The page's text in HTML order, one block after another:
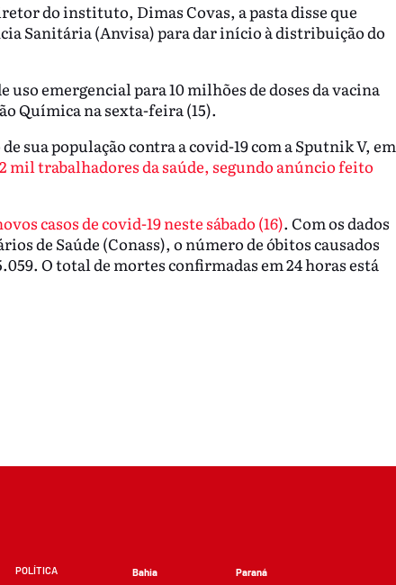
do instituto, Dimas Covas, a pasta disse que
Sanitária (Anvisa) para dar início à distribuição do
uso emergencial para 10 milhões de doses da vacina
Química na sexta-feira (15).
sua população contra a covid-19 com a Sputnik V, em
mil trabalhadores da saúde, segundo anúncio feito
casos de covid-19 neste sábado (16). Com os dados
de Saúde (Conass), o número de óbitos causados
O total de mortes confirmadas em 24 horas está
POLÍTICA Bahia Paraná